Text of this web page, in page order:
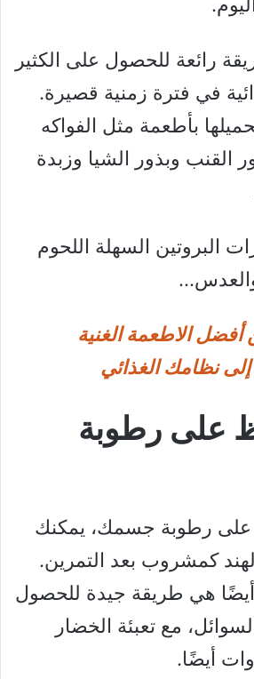
رائعة للحصول على الكثير
في فترة زمنية قصيرة.
بأطعمة مثل الفواكه
القنب وبذور الشيا وزبدة
البروتين السهلة اللحوم
أفضل الاطعمة الغنية
إلى نظامك الغذائي
على رطوبة
على رطوبة جسمك، يمكنك
كمشروب بعد التمرين.
هي طريقة جيدة للحصول
مع تعبئة الخضار
أيضًا.